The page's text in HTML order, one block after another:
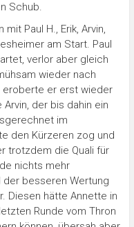
Schub.
Paul H., Erik, Arvin,
am Start. Paul
verlor aber gleich
wieder nach
eroberte er erst wieder
der bis dahin ein
im
den Kürzeren zog und
trotzdem die Quali für
nichts mehr
der besseren Wertung
Diesen hätte Annette in
Runde vom Thron